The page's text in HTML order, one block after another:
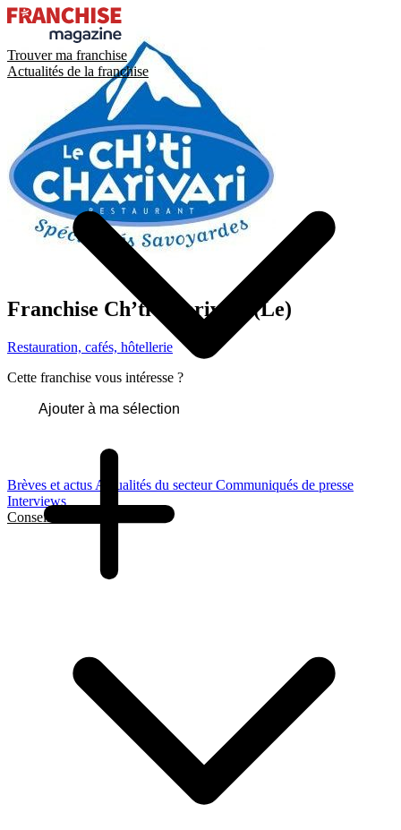
Trouver ma franchise
Actualités de la franchise
Brèves et actus Actualités du secteurCommuniqués de presse
Interviews
Conseils et Guides
Franchise Ch’ti Charivari (Le)
Restauration, cafés, hôtellerie
Cette franchise vous intéresse ?
Ajouter à ma sélection